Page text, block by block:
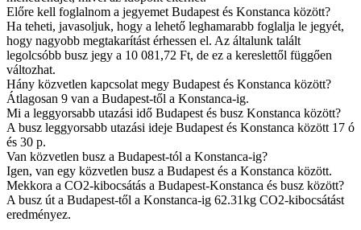
Előre kell foglalnom a jegyemet Budapest és Konstanca között?
Ha teheti, javasoljuk, hogy a lehető leghamarabb foglalja le jegyét,
hogy nagyobb megtakarítást érhessen el. Az általunk talált
legolcsóbb busz jegy a 10 081,72 Ft, de ez a kereslettől függően
változhat.
Hány közvetlen kapcsolat megy Budapest és Konstanca között?
Átlagosan 9 van a Budapest-től a Konstanca-ig.
Mi a leggyorsabb utazási idő Budapest és busz Konstanca között?
A busz leggyorsabb utazási ideje Budapest és Konstanca között 17 ó
és 30 p.
Van közvetlen busz a Budapest-tól a Konstanca-ig?
Igen, van egy közvetlen busz a Budapest és a Konstanca között.
Mekkora a CO2-kibocsátás a Budapest-Konstanca és busz között?
A busz út a Budapest-től a Konstanca-ig 62.31kg CO2-kibocsátást
eredményez.